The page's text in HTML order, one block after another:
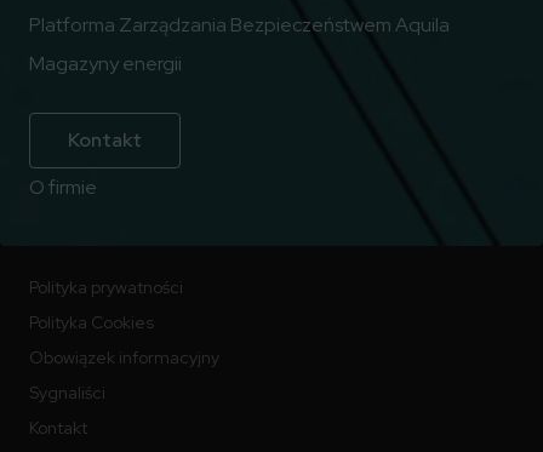
Platforma Zarządzania Bezpieczeństwem Aquila
Magazyny energii
Kontakt
O firmie
Polityka prywatności
Polityka Cookies
Obowiązek informacyjny
Sygnaliści
Kontakt